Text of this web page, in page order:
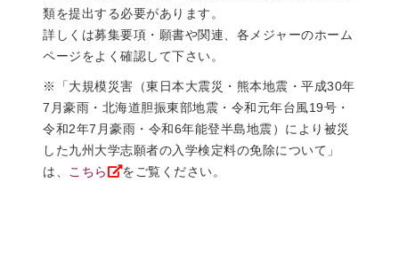
類を提出する必要があります。
詳しくは募集要項・願書や関連、各メジャーのホーム
ページをよく確認して下さい。
※「大規模災害（東日本大震災・熊本地震・平成30年
7月豪雨・北海道胆振東部地震・令和元年台風19号・
令和2年7月豪雨・令和6年能登半島地震）により被災
した九州大学志願者の入学検定料の免除について」
は、
こちら をご覧ください。